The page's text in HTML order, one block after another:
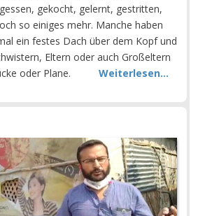
gekocht, gelernt, gestritten,
so einiges mehr. Manche haben
ein festes Dach über dem Kopf und
Eltern oder auch Großeltern
oder Plane.
Weiterlesen...